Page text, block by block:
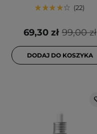
22
99,00 zł
69,30 zł
DODAJ DO KOSZYKA